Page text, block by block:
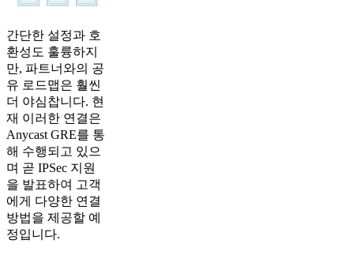
간단한 설정과 호
환성도 훌륭하지
만, 파트너와의 공
유 로드맵은 훨씬
더 야심찹니다. 현
재 이러한 연결은
Anycast GRE를 통
해 수행되고 있으
며 곧 IPSec 지원
을 발표하여 고객
에게 다양한 연결
방법을 제공할 예
정입니다.